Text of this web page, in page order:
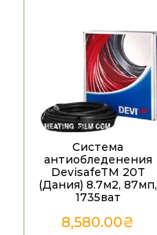
Система
антиобледенения
DevisafeTM 20T
(Дания) 8.7м2, 87мп,
1735ват
8,580.00₴